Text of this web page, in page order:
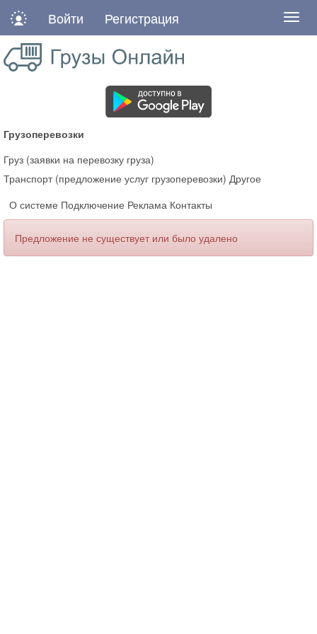
Войти Регистрация
Грузоперевозки
Груз (заявки на перевозку груза)
Транспорт (предложение услуг грузоперевозки) Другое
О системе Подключение Реклама Контакты
Предложение не существует или было удалено